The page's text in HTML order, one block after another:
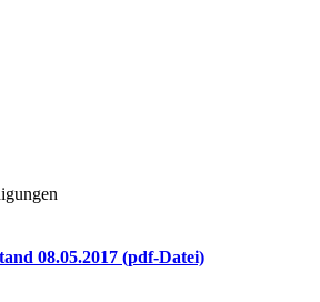
08.05.2017 (pdf-Datei)